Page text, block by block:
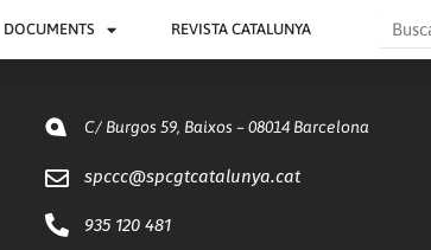
DOCUMENTS REVISTA CATALUNYA Search
C/ Burgos 59, Baixos – 08014 Barcelona
spccc@spcgtcatalunya.cat
935 120 481